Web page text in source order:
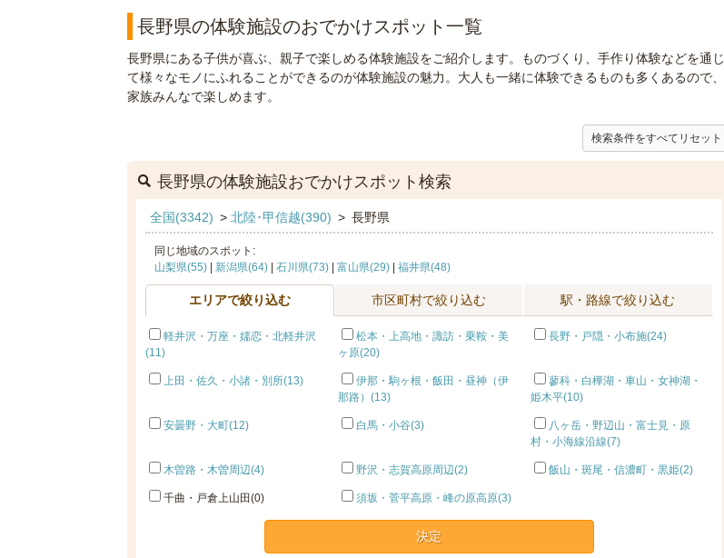
長野県の体験施設のおでかけスポット一覧
長野県にある子供が喜ぶ、親子で楽しめる体験施設をご紹介します。ものづくり、手作り体験などを通じ
て様々なモノにふれることができるのが体験施設の魅力。大人も一緒に体験できるものも多くあるので、
家族みんなで楽しめます。
検索条件をすべてリセット
長野県の体験施設おでかけスポット検索
全国(3342) > 北陸･甲信越(390) > 長野県
同じ地域のスポット:
山梨県(55)| 新潟県(64)| 石川県(73)| 富山県(29)| 福井県(48)
エリアで絞り込む 市区町村で絞り込む 駅・路線で絞り込む
軽井沢・万座・嬬恋・北軽井沢
(11)
松本・上高地・諏訪・乗鞍・美
ヶ原(20)
長野・戸隠・小布施(24)
上田・佐久・小諸・別所(13)
伊那・駒ヶ根・飯田・昼神（伊
那路）(13)
蓼科・白樺湖・車山・女神湖・
姫木平(10)
安曇野・大町(12) 白馬・小谷(3)
八ヶ岳・野辺山・富士見・原
村・小海線沿線(7)
木曽路・木曽周辺(4) 野沢・志賀高原周辺(2) 飯山・斑尾・信濃町・黒姫(2)
千曲・戸倉上山田(0) 須坂・菅平高原・峰の原高原(3)
決定